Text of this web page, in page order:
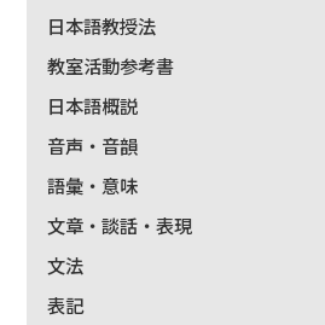
日本語教授法
教室活動参考書
日本語概説
音声・音韻
語彙・意味
文章・談話・表現
文法
表記